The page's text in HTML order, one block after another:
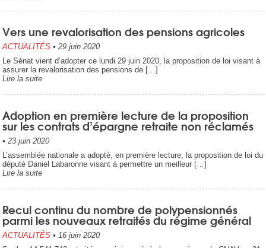
Vers une revalorisation des pensions agricoles
ACTUALITÉS • 29 juin 2020
Le Sénat vient d’adopter ce lundi 29 juin 2020, la proposition de loi visant à
assurer la revalorisation des pensions de […]
Lire la suite
Adoption en première lecture de la proposition
sur les contrats d’épargne retraite non réclamés
• 23 juin 2020
L’assemblée nationale a adopté, en première lecture, la proposition de loi du
député Daniel Labaronne visant à permettre un meilleur […]
Lire la suite
Recul continu du nombre de polypensionnés
parmi les nouveaux retraités du régime général
ACTUALITÉS • 16 juin 2020